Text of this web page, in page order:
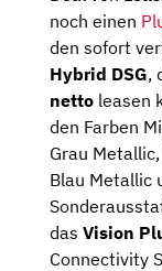
noch einen
den sofort
Hybrid DSG,
netto leasen
den Farben
Grau
Blau Metallic
das Vision
Connectivity